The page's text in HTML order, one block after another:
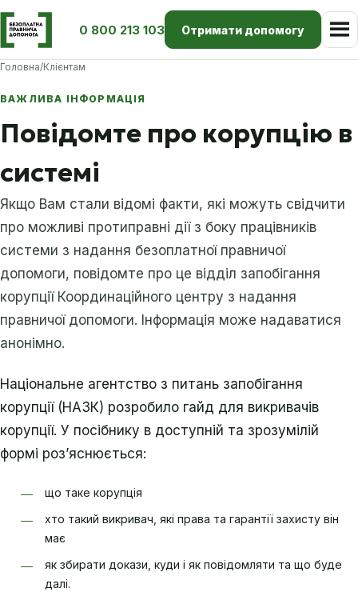
0 800 213 103 Отримати допомогу
Головна/Клієнтам
ВАЖЛИВА ІНФОРМАЦІЯ
Повідомте про корупцію в
системі
Якщо Вам стали відомі факти, які можуть свідчити
про можливі протиправні дії з боку працівників
системи з надання безоплатної правничої
допомоги, повідомте про це відділ запобігання
корупції Координаційного центру з надання
правничої допомоги. Інформація може надаватися
анонімно.
Національне агентство з питань запобігання
корупції (НАЗК) розробило гайд для викривачів
корупції. У посібнику в доступній та зрозумілій
формі роз’яснюється:
що таке корупція
хто такий викривач, які права та гарантії захисту він
має
як збирати докази, куди і як повідомляти та що буде
далі.